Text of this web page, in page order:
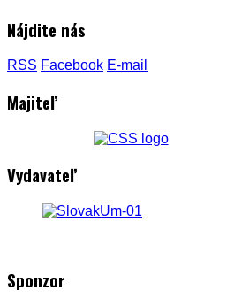
Nájdite nás
RSS Facebook E-mail
Majiteľ
Vydavateľ
Sponzor